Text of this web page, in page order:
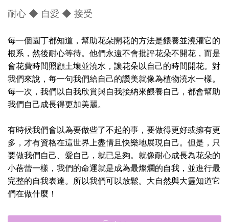
耐心 ◆ 自愛 ◆ 接受
每一個園丁都知道，幫助花朵開花的方法是餵養並澆灌它的
根系，然後耐心等待。他們永遠不會批評花朵不開花，而是
會花費時間照顧土壤並澆水，讓花朵以自己的時間開花。對
我們來說，每一句我們給自己的讚美就像為植物澆水一樣。
每一次，我們以自我欣賞與自我接納來餵養自己，都會幫助
我們自己成長得更加美麗。
有時候我們會以為要做些了不起的事，要做得更好或擁有更
多，才有資格在這世界上盡情且快樂地展現自己。但是，只
要做我們自己、愛自己，就已足夠。就像耐心成長為花朵的
小蓓蕾一樣，我們的命運就是成為最燦爛的自我，並進行最
完整的自我表達。所以我們可以放鬆。大自然與大靈知道它
們在做什麼！